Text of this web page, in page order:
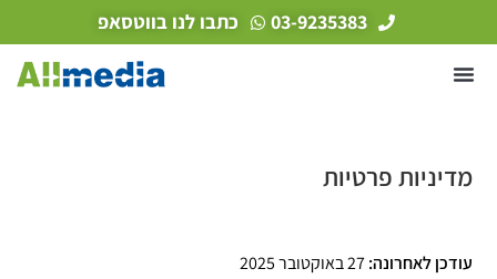
03-9235383 כתבו לנו בווטסאפ
מדיניות פרטיות
עודכן לאחרונה:27 באוקטובר 2025